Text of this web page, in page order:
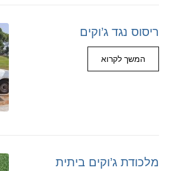
ריסוס נגד ג’וקים
המשך לקרוא
מלכודת ג’וקים ביתית